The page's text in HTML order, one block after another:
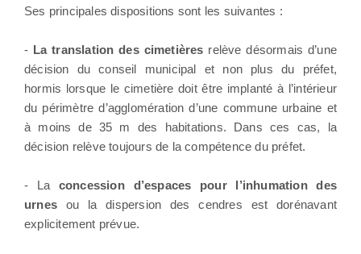
Ses principales dispositions sont les suivantes :
- La translation des cimetières relève désormais d’une
décision du conseil municipal et non plus du préfet,
hormis lorsque le cimetière doit être implanté à l’intérieur
du périmètre d’agglomération d’une commune urbaine et
à moins de 35 m des habitations. Dans ces cas, la
décision relève toujours de la compétence du préfet.
- La concession d’espaces pour l’inhumation des
urnes ou la dispersion des cendres est dorénavant
explicitement prévue.